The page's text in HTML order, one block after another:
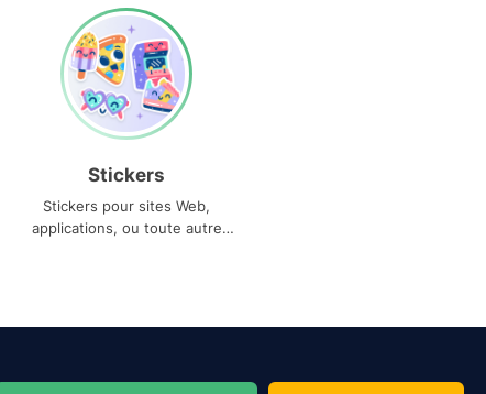
Stickers
Stickers pour sites Web,
applications, ou toute autre